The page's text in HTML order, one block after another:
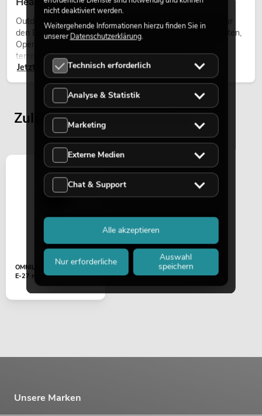
Outdoor Moving-Heads sind bewegliche Scheinwerfer für
den Einsatz im Freien. Sie werden bei Festivals, Stadtfesten,
Open-Air-Konzerten, Architekturinszenierungen und
temporären Außeninstallationen eingesetzt.
Jetzt lesen
Zuletzt angesehene Artikel
OMNILUX R80 230V/60W
E-27 rot
Unsere Marken
nicht deaktiviert werden.
Weitergehende Informationen hierzu finden Sie in
unsererDatenschutzerklärung.
Technisch erforderlich
Analyse & Statistik
Marketing
Externe Medien
Chat & Support
Nur erforderliche
Auswahl
speichern
Alle akzeptieren